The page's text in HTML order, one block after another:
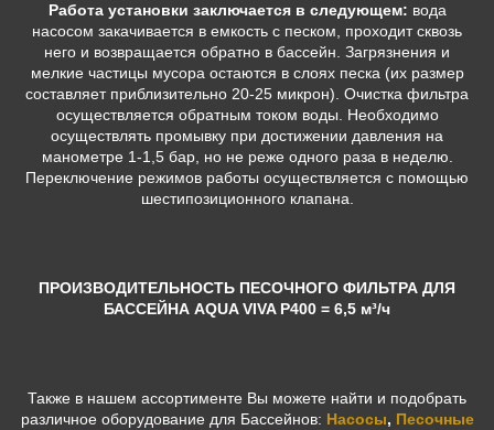
Работа установки заключается в следующем: вода
насосом закачивается в емкость с песком, проходит сквозь
него и возвращается обратно в бассейн. Загрязнения и
мелкие частицы мусора остаются в слоях песка (их размер
составляет приблизительно 20-25 микрон). Очистка фильтра
осуществляется обратным током воды. Необходимо
осуществлять промывку при достижении давления на
манометре 1-1,5 бар, но не реже одного раза в неделю.
Переключение режимов работы осуществляется с помощью
шестипозиционного клапана.
ПРОИЗВОДИТЕЛЬНОСТЬ ПЕСОЧНОГО ФИЛЬТРА ДЛЯ
БАССЕЙНА AQUA VIVA P400 = 6,5 м³/ч
Также в нашем ассортименте Вы можете найти и подобрать
различное оборудование для Бассейнов: Насосы, Песочные